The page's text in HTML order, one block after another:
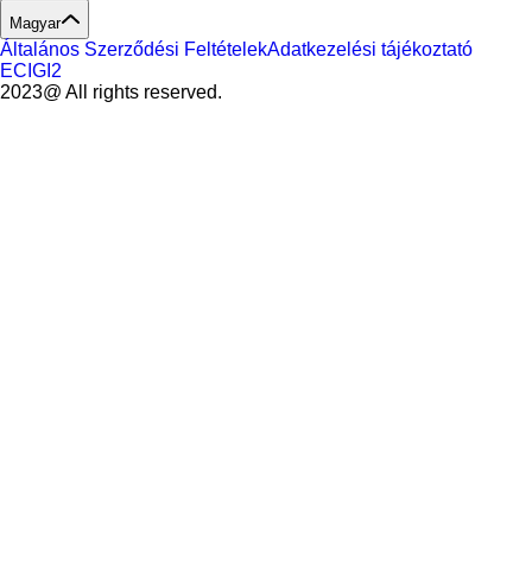
Magyar
Általános Szerződési FeltételekAdatkezelési tájékoztató
ECIGI2
2023@ All rights reserved.